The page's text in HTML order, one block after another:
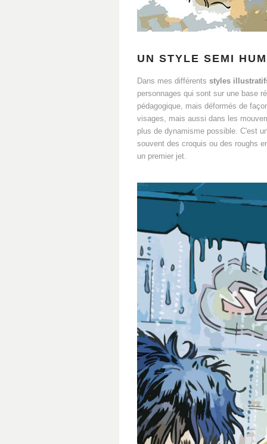
UN STYLE SEMI
Dans mes différents styles
personnages qui sont sur une base
pédagogique, mais déformés de
visages, mais aussi dans les
plus de dynamisme possible. C'est
souvent des croquis ou des roughs
un premier jet.